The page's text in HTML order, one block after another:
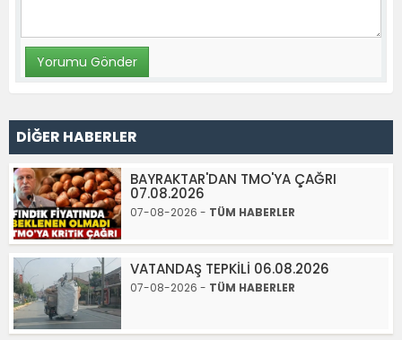
DİĞER HABERLER
BAYRAKTAR'DAN TMO'YA ÇAĞRI
07.08.2026
07-08-2026 - TÜM HABERLER
VATANDAŞ TEPKİLİ 06.08.2026
07-08-2026 - TÜM HABERLER